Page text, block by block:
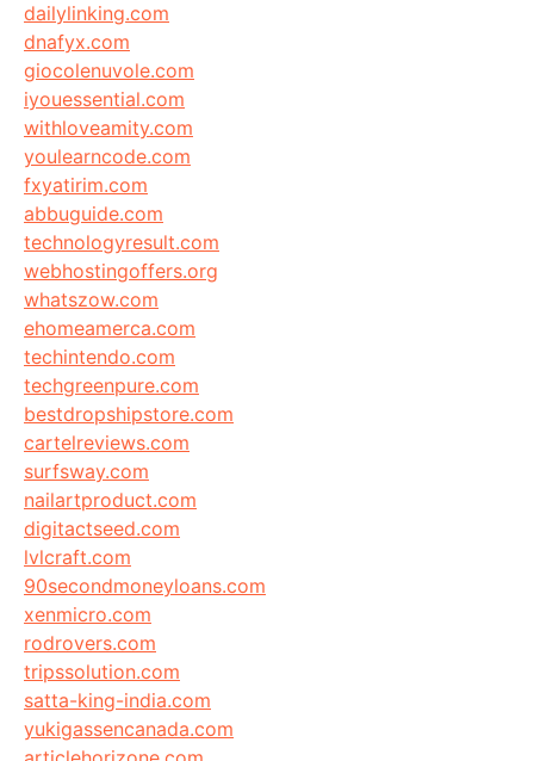
dailylinking.com
dnafyx.com
giocolenuvole.com
iyouessential.com
withloveamity.com
youlearncode.com
fxyatirim.com
abbuguide.com
technologyresult.com
webhostingoffers.org
whatszow.com
ehomeamerca.com
techintendo.com
techgreenpure.com
bestdropshipstore.com
cartelreviews.com
surfsway.com
nailartproduct.com
digitactseed.com
lvlcraft.com
90secondmoneyloans.com
xenmicro.com
rodrovers.com
tripssolution.com
satta-king-india.com
yukigassencanada.com